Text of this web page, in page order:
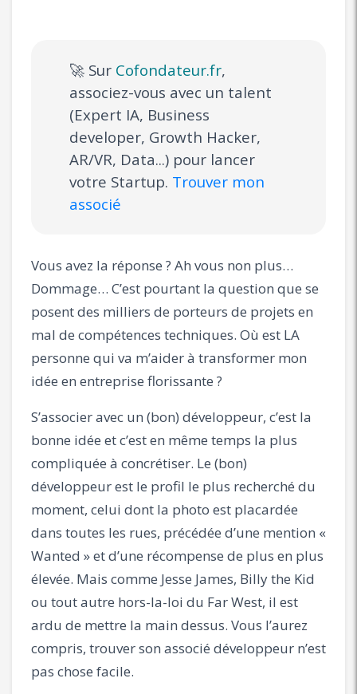
🚀 Sur Cofondateur.fr,
associez-vous avec un talent
(Expert IA, Business
developer, Growth Hacker,
AR/VR, Data...) pour lancer
votre Startup. Trouver mon
associé
Vous avez la réponse ? Ah vous non plus…
Dommage… C’est pourtant la question que se
posent des milliers de porteurs de projets en
mal de compétences techniques. Où est LA
personne qui va m’aider à transformer mon
idée en entreprise florissante ?
S’associer avec un (bon) développeur, c’est la
bonne idée et c’est en même temps la plus
compliquée à concrétiser. Le (bon)
développeur est le profil le plus recherché du
moment, celui dont la photo est placardée
dans toutes les rues, précédée d’une mention «
Wanted » et d’une récompense de plus en plus
élevée. Mais comme Jesse James, Billy the Kid
ou tout autre hors-la-loi du Far West, il est
ardu de mettre la main dessus. Vous l’aurez
compris, trouver son associé développeur n’est
pas chose facile.